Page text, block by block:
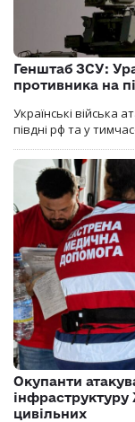
Генштаб ЗСУ:
противника на
Українські війська
півдні рф та у
Окупанти
цивільних